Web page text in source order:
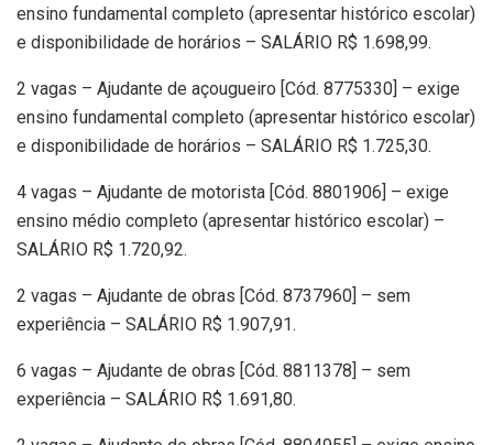
ensino fundamental completo (apresentar histórico escolar)
e disponibilidade de horários – SALÁRIO R$ 1.698,99.
2 vagas – Ajudante de açougueiro [Cód. 8775330] – exige
ensino fundamental completo (apresentar histórico escolar)
e disponibilidade de horários – SALÁRIO R$ 1.725,30.
4 vagas – Ajudante de motorista [Cód. 8801906] – exige
ensino médio completo (apresentar histórico escolar) –
SALÁRIO R$ 1.720,92.
2 vagas – Ajudante de obras [Cód. 8737960] – sem
experiência – SALÁRIO R$ 1.907,91.
6 vagas – Ajudante de obras [Cód. 8811378] – sem
experiência – SALÁRIO R$ 1.691,80.